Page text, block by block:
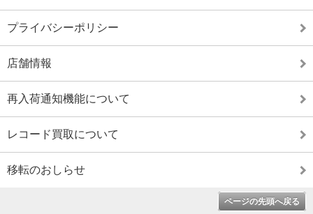
プライバシーポリシー
店舗情報
再入荷通知機能について
レコード買取について
移転のおしらせ
ページの先頭へ戻る